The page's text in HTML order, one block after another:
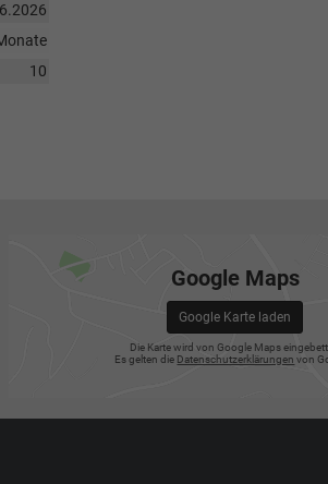
10
Google Maps
Google Karte laden
Die Karte wird von Google Maps
Es gelten die Datenschutzerklärungen von